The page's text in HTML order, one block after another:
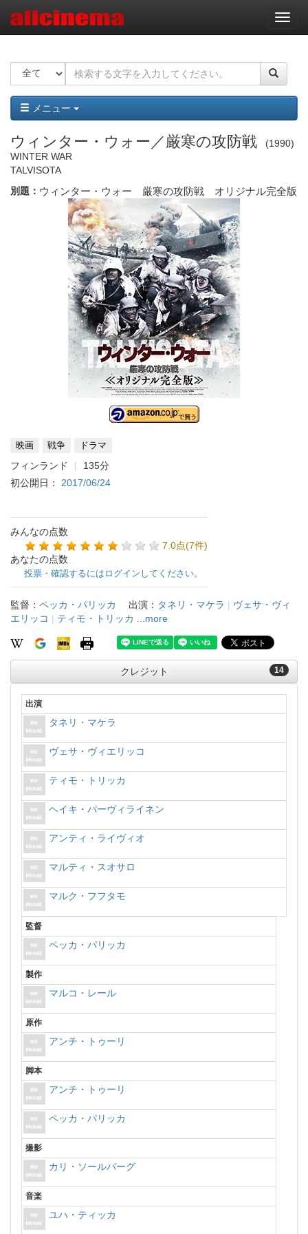
ナ
ビ
ー
ョ
ン
メニュー
ウィンター・ウォー／厳寒の攻防戦
1990
WINTER WAR
TALVISOTA
別題： ウィンター・ウォー 厳寒の攻防戦 オリジナル完全版
映画 戦争 ドラマ
フィンランド
135分
初公開日： 2017/06/24
みんなの点数
7.0点(7件)
あなたの点数
投票・確認するにはログインしてください。
監督： ペッカ・パリッカ 出演： タネリ・マケラ | ヴェサ・ヴィ
エリッコ | ティモ・トリッカ ...more
14
クレジット
出演
タネリ・マケラ
ヴェサ・ヴィエリッコ
ティモ・トリッカ
ヘイキ・パーヴィライネン
アンティ・ライヴィオ
マルティ・スオサロ
マルク・フフタモ
監督
ペッカ・パリッカ
製作
マルコ・レール
原作
アンチ・トゥーリ
脚本
アンチ・トゥーリ
ペッカ・パリッカ
撮影
カリ・ソールバーグ
音楽
ユハ・ティッカ